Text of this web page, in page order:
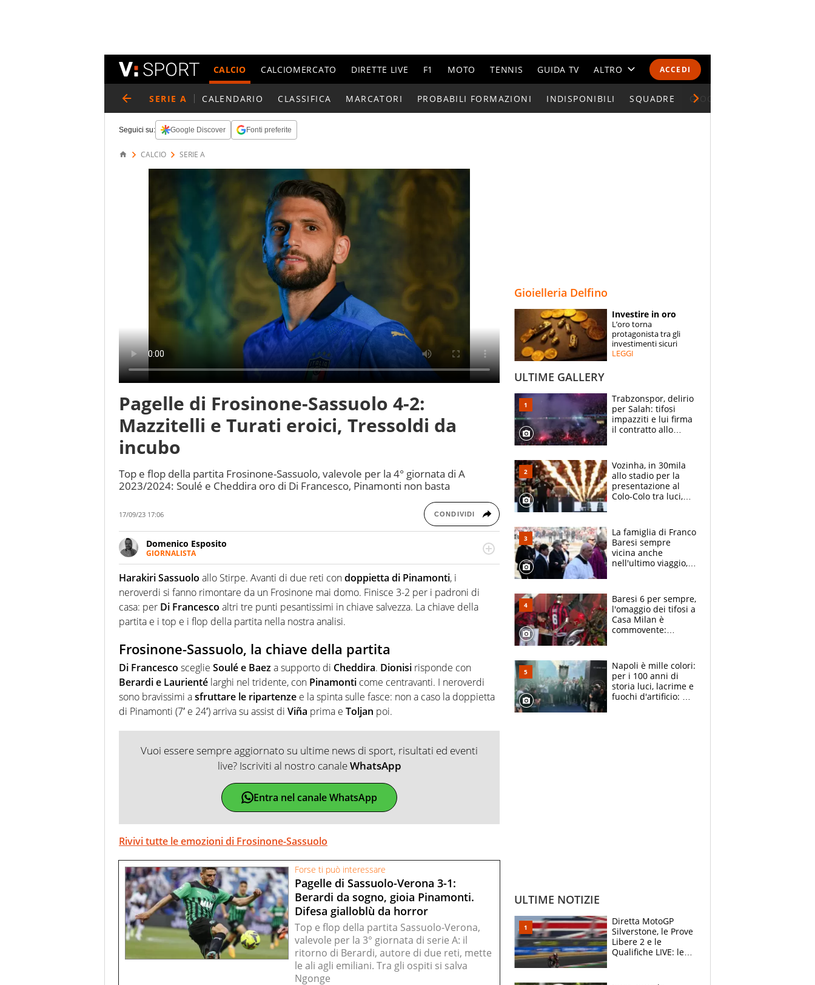
ACCEDI
CALCIO CALCIOMERCATO DIRETTE LIVE F1 MOTO TENNIS GUIDA TV ALTRO
CALENDARI E CLASSIFICHE
ESPERTI
CONTATTI
SERIE A CALENDARIO CLASSIFICA MARCATORI PROBABILI FORMAZIONI INDISPONIBILI SQUADRE GIOCATORI SERIE A
Seguici su: Google Discover Fonti preferite
CALCIO SERIE A
Pagelle di Frosinone-Sassuolo 4-2:
Mazzitelli e Turati eroici, Tressoldi da
incubo
Top e flop della partita Frosinone-Sassuolo, valevole per la 4° giornata di A
2023/2024: Soulé e Cheddira oro di Di Francesco, Pinamonti non basta
17/09/23 17:06 CONDIVIDI
Domenico Esposito
GIORNALISTA
Da vent’anni in campo e sul campo per vivere ogni evento in tutte le sue sfaccettature.
Passione smisurata per il calcio e per la sfera di cuoio. Il pallone è una cosa serissima,
guai a dirgli di no
Harakiri Sassuolo allo Stirpe. Avanti di due reti condoppietta di Pinamonti, i
neroverdi si fanno rimontare da un Frosinone mai domo. Finisce 3-2 per i padroni di
casa: per Di Francesco altri tre punti pesantissimi in chiave salvezza. La chiave della
partita e i top e i flop della partita nella nostra analisi.
Frosinone-Sassuolo, la chiave della partita
Di Francesco sceglie Soulé e Baeza supporto di Cheddira. Dionisi risponde con
Berardi e Laurienté larghi nel tridente, con Pinamonti come centravanti. I neroverdi
sono bravissimi asfruttare le ripartenze e la spinta sulle fasce: non a caso la doppietta
di Pinamonti (7′ e 24′) arriva su assist di Viña prima e Toljan poi.
Vuoi essere sempre aggiornato su ultime news di sport, risultati ed eventi
live? Iscriviti al nostro canaleWhatsApp
Entra nel canale WhatsApp
Rivivi tutte le emozioni di Frosinone-Sassuolo
Forse ti può interessare
Pagelle di Sassuolo-Verona 3-1:
Berardi da sogno, gioia Pinamonti.
Difesa gialloblù da horror
Top e flop della partita Sassuolo-Verona,
valevole per la 3° giornata di serie A: il
ritorno di Berardi, autore di due reti, mette
le ali agli emiliani. Tra gli ospiti si salva
Ngonge
Gioielleria Delfino
Investire in oro
L’oro torna
protagonista tra gli
investimenti sicuri
LEGGI
ULTIME GALLERY
Trabzonspor, delirio
per Salah: tifosi
impazziti e lui firma
il contratto allo
Vozinha, in 30mila
allo stadio per la
presentazione al
Colo-Colo tra luci,
La famiglia di Franco
Baresi sempre
vicina anche
nell'ultimo viaggio,
circondati
dall'affetto dei tifosi
Baresi 6 per sempre,
l'omaggio dei tifosi a
Casa Milan è
commovente:
bigliettini
Napoli è mille colori:
per i 100 anni di
storia luci, lacrime e
fuochi d'artificio: De
ULTIME NOTIZIE
Diretta MotoGP
Silverstone, le Prove
Libere 2 e le
Qualifiche LIVE: le